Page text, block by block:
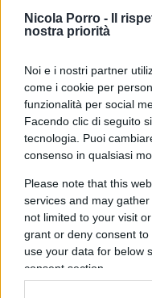
Nicola Porro -
Il
nostra priorità
Noi e i nostri partner
come i cookie per
funzionalità per social
Facendo clic di seguito
tecnologia. Puoi
consenso in qualsiasi
Please note that this
services and may
not limited to your visit
grant or deny consent
use your data for below
consent section.
Perciò, appare
posizione di
sentenziato che “i
le mascherine in
lunghi voli aerei”.
raccomandazione
viaggiatori in giro
che, in materia
suggerimenti alle
La censura